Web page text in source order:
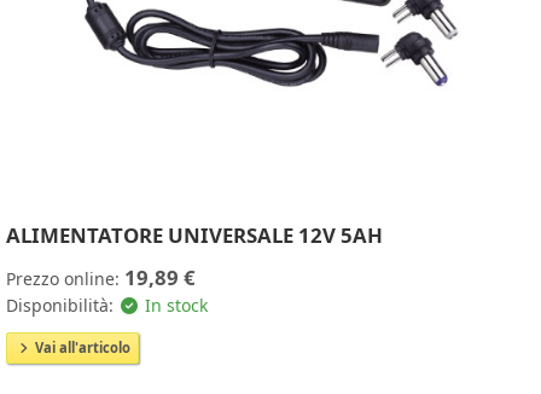
ALIMENTATORE UNIVERSALE 12V 5AH
Prezzo online: 19,89 €
Disponibilità: In stock
Vai all'articolo